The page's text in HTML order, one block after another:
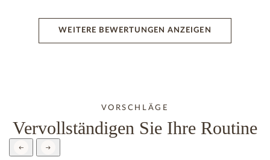
WEITERE BEWERTUNGEN ANZEIGEN
VORSCHLÄGE
Vervollständigen Sie Ihre Routine